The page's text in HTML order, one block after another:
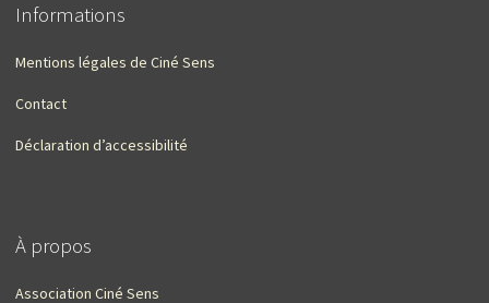
Informations
Mentions légales de Ciné Sens
Contact
Déclaration d’accessibilité
À propos
Association Ciné Sens